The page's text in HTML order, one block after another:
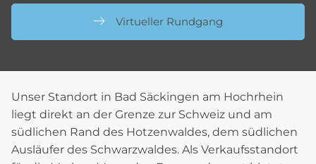
Virtueller Rundgang
Unser Standort in Bad Säckingen am Hochrhein
liegt direkt an der Grenze zur Schweiz und am
südlichen Rand des Hotzenwaldes, dem südlichen
Ausläufer des Schwarzwaldes. Als Verkaufsstandort